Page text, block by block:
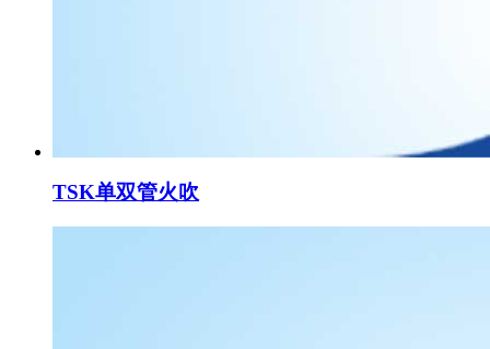
TSK单双管火吹